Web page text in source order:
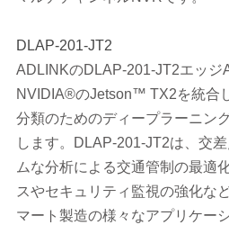
DLAP-201-JT2
ADLINKのDLAP-201-JT2エッジ
NVIDIA®のJetson™ TX2を統合
分類のためのディープラーニン
します。DLAP-201-JT2は、交
ムな分析による交通管制の最適
スやセキュリティ監視の強化な
マート製造の様々なアプリケー